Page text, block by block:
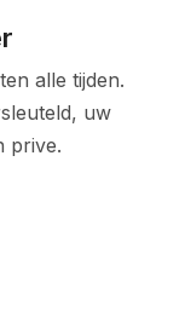
alle tijden.
uw
prive.